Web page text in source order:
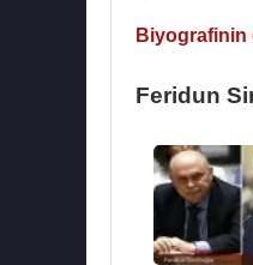
oğlu vardır.
Feridun
bakanları
Tayyip
Feridun
Biyografinin
Feridun